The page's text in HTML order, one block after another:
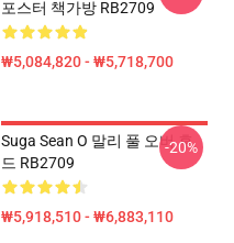
포스터 책가방 RB2709
₩5,084,820 - ₩5,718,700
Suga Sean O 말리 풀 오버 후
드 RB2709
₩5,918,510 - ₩6,883,110
-20%